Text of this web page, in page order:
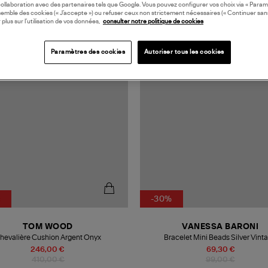
246,00 €
TOM WOOD
Cushion Argent Onyx
-30%
69,30 €
VANESSA BARONI
Bracelet Mini Beads Silver
avec des partenaires tels que Google. Vous pouvez configurer vos choix via «
des cookies (« J’accepte ») ou refuser ceux non strictement nécessaires (« Continuer
plus sur l’utilisation de vos données,
consulter notre politique de cookies
Paramètres des cookies Autoriser tous les cookies